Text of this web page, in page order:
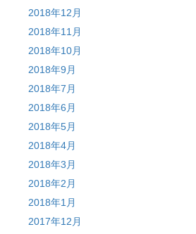
2018年12月
2018年11月
2018年10月
2018年9月
2018年7月
2018年6月
2018年5月
2018年4月
2018年3月
2018年2月
2018年1月
2017年12月